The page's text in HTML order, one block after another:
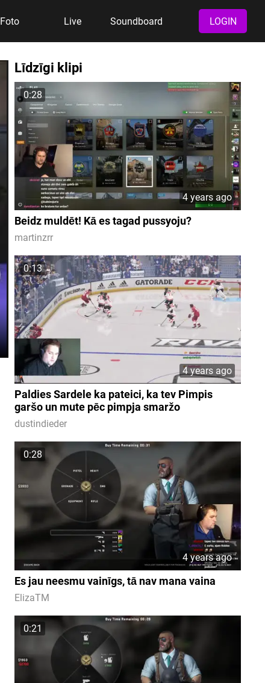
Foto Live Soundboard LOGIN
Līdzīgi klipi
0:28
4 years ago
Beidz muldēt! Kā es tagad pussyoju?
martinzrr
0:13
4 years ago
Paldies Sardele ka pateici, ka tev Pimpis
garšo un mute pēc pimpja smaržo
dustindieder
0:28
4 years ago
Es jau neesmu vainīgs, tā nav mana vaina
ElizaTM
0:21